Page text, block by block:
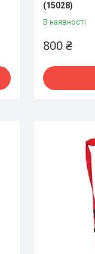
(15028)
В наявності
800 ₴